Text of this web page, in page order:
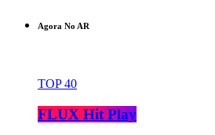
Agora No AR
TOP 40
FLUX Hit Play